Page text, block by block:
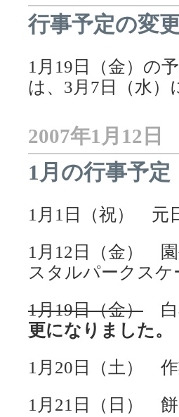
行事予定の変
1月19日（金）の
は、3月7日（水
2007年1月12日
1月の行事予定
1月1日（祝） 元
1月12日（金）
スタルパークスケ
1月19日（金）
更になりました。
1月20日（土） 作
1月21日（日） 餅